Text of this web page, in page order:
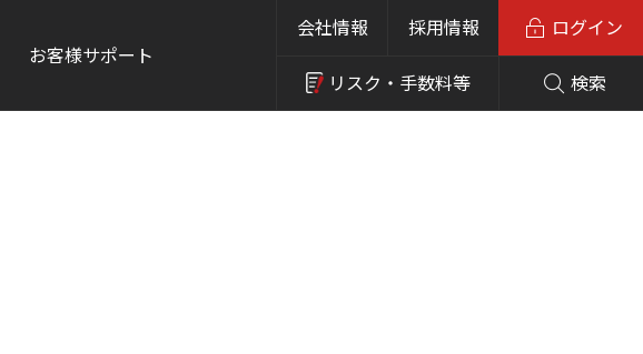
お客様サポート
会社情報 採用情報
リスク・ 手数料等 検索
ログイン